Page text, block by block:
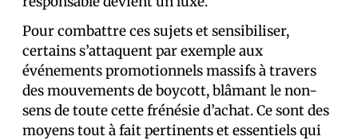
Pour combattre ces sujets et sensibiliser,
certains s’attaquent par exemple aux
événements promotionnels massifs à travers
des mouvements de boycott, blâmant le non-
sens de toute cette frénésie d’achat. Ce sont des
moyens tout à fait pertinents et essentiels qui